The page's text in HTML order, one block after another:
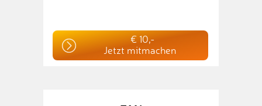
€ 10,-
Jetzt mitmachen